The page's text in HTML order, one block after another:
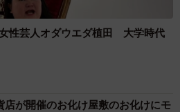
女性芸人オダウエダ植田 大学時代
店が開催のお化け屋敷のお化けにモ